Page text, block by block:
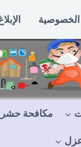
مكافحة